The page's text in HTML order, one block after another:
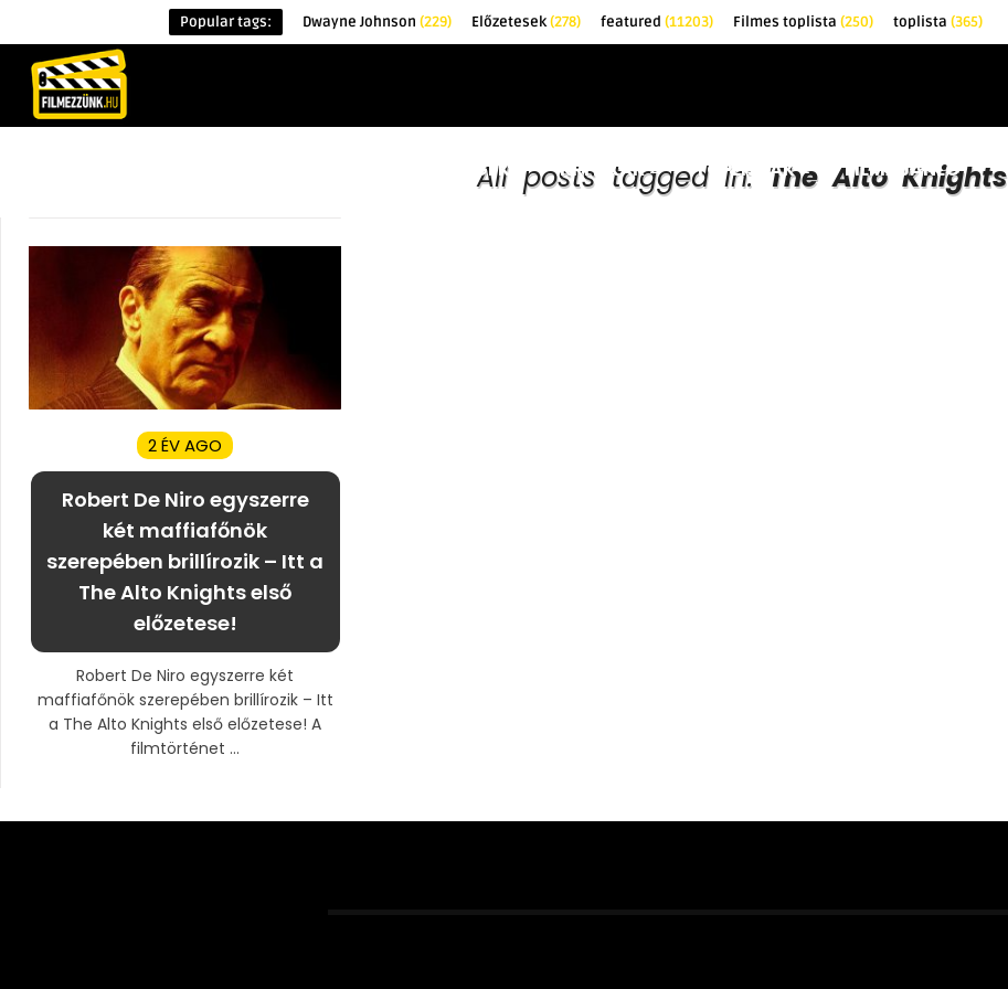
Popular tags: Dwayne Johnson (229) Előzetesek(278) featured (11203) Filmes toplista (250) toplista (365)
ÉRDEKESSÉGEK KRITIKÁK TOPLISTÁK FILMAJÁNLÓ
All posts tagged in: The Alto Knights
2 ÉV AGO
Robert De Niro egyszerre
két maffiafőnök
szerepében brillírozik – Itt a
The Alto Knights első
előzetese!
Robert De Niro egyszerre két
maffiafőnök szerepében brillírozik – Itt
a The Alto Knights első előzetese! A
filmtörténet ...